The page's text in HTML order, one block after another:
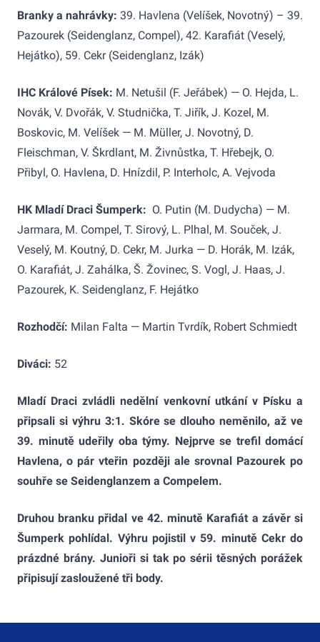
Branky a nahrávky: 39. Havlena (Velíšek, Novotný) – 39.
Pazourek (Seidenglanz, Compel), 42. Karafiát (Veselý,
Hejátko), 59. Cekr (Seidenglanz, Izák)
IHC Králové Písek: M. Netušil (F. Jeřábek) — O. Hejda, L.
Novák, V. Dvořák, V. Studnička, T. Jiřík, J. Kozel, M.
Boskovic, M. Velíšek — M. Müller, J. Novotný, D.
Fleischman, V. Škrdlant, M. Živnůstka, T. Hřebejk, O.
Přibyl, O. Havlena, D. Hnízdil, P. Interholc, A. Vejvoda
HK Mladí Draci Šumperk: O. Putin (M. Dudycha) — M.
Jarmara, M. Compel, T. Sirový, L. Plhal, M. Souček, J.
Veselý, M. Koutný, D. Cekr, M. Jurka — D. Horák, M. Izák,
O. Karafiát, J. Zahálka, Š. Žovinec, S. Vogl, J. Haas, J.
Pazourek, K. Seidenglanz, F. Hejátko
Rozhodčí: Milan Falta — Martin Tvrdík, Robert Schmiedt
Diváci: 52
Mladí Draci zvládli nedělní venkovní utkání v Písku a
připsali si výhru 3:1. Skóre se dlouho neměnilo, až ve
39. minutě udeřily oba týmy. Nejprve se trefil domácí
Havlena, o pár vteřin později ale srovnal Pazourek po
souhře se Seidenglanzem a Compelem.
Druhou branku přidal ve 42. minutě Karafiát a závěr si
Šumperk pohlídal. Výhru pojistil v 59. minutě Cekr do
prázdné brány. Junioři si tak po sérii těsných porážek
připisují zasloužené tři body.